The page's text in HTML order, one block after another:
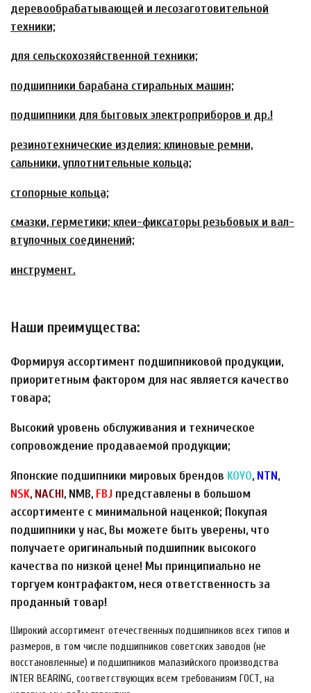
деревообрабатывающей и лесозаготовительной
техники;
для сельскохозяйственной техники;
подшипники барабана стиральных машин;
подшипники для бытовых электроприборов и др.!
резинотехнические изделия: клиновые ремни,
сальники, уплотнительные кольца;
стопорные кольца;
смазки, герметики; клеи-фиксаторы резьбовых и вал-
втулочных соединений;
инструмент.
Наши преимущества:
Формируя ассортимент подшипниковой продукции,
приоритетным фактором для нас является качество
товара;
Высокий уровень обслуживания и техническое
сопровождение продаваемой продукции;
Японские подшипники мировых брендов KOYO, NTN,
NSK, NACHI, NMB, FBJ представлены в большом
ассортименте с минимальной наценкой; Покупая
подшипники у нас, Вы можете быть уверены, что
получаете оригинальный подшипник высокого
качества по низкой цене! Мы принципиально не
торгуем контрафактом, неся ответственность за
проданный товар!
Широкий ассортимент отечественных подшипников всех типов и
размеров, в том числе подшипников советских заводов (не
восстановленные) и подшипников малазийского производства
INTER BEARING, соответствующих всем требованиям ГОСТ, на